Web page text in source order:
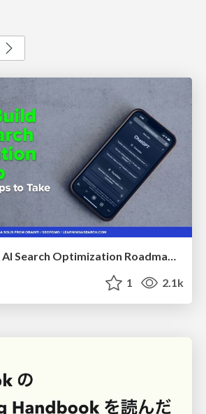
How to Build an AI Search Optimization Roadmap - Criteria and Steps to Take #SEOIRL
1 2.1k